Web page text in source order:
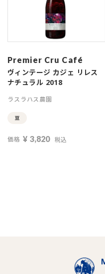
Premier Cru Café
ヴィンテージ カジェ リレス
ナチュラル 2018
ラスラハス農園
豆
価格 ¥ 3,820 税込